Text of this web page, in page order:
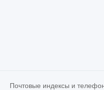
Почтовые индексы и